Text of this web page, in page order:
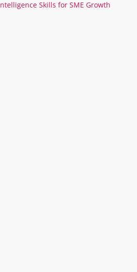
Skills for SME Growth